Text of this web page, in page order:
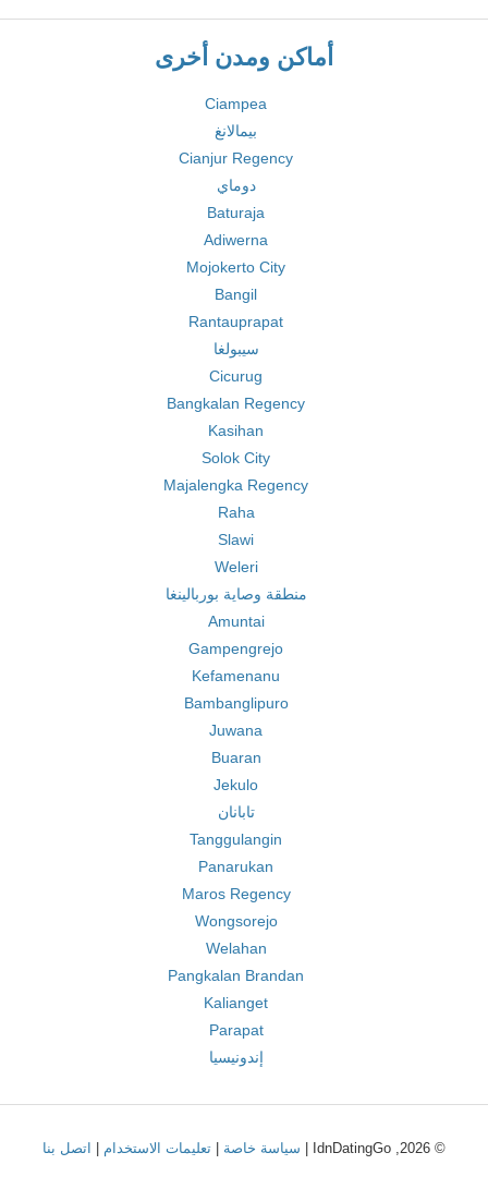
أماكن ومدن أخرى
Ciampea
بيمالانغ
Cianjur Regency
دوماي
Baturaja
Adiwerna
Mojokerto City
Bangil
Rantauprapat
سيبولغا
Cicurug
Bangkalan Regency
Kasihan
Solok City
Majalengka Regency
Raha
Slawi
Weleri
منطقة وصاية بوربالينغا
Amuntai
Gampengrejo
Kefamenanu
Bambanglipuro
Juwana
Buaran
Jekulo
تابانان
Tanggulangin
Panarukan
Maros Regency
Wongsorejo
Welahan
Pangkalan Brandan
Kalianget
Parapat
إندونيسيا
© 2026, IdnDatingGo | سياسة خاصة تعليمات الاستخدام اتصل بنا